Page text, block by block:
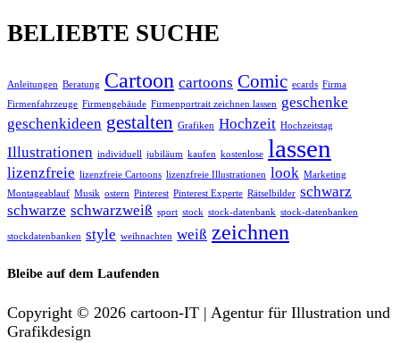
BELIEBTE SUCHE
Anleitungen Beratung Cartoon cartoons Comic ecards Firma
Firmenfahrzeuge Firmengebäude Firmenportrait zeichnen lassen
geschenke
geschenkideen gestalten Grafiken Hochzeit Hochzeitstag
Illustrationen individuell jubiläum kaufen kostenlose lassen
lizenzfreie lizenzfreie Cartoons lizenzfreie Illustrationen look Marketing
Montageablauf Musik ostern Pinterest Pinterest Experte Rätselbilder schwarz
schwarze schwarzweiß sport stock stock-datenbank stock-datenbanken
stockdatenbanken style weihnachten weiß zeichnen
Bleibe auf dem Laufenden
Copyright © 2026 cartoon-IT | Agentur für Illustration und
Grafikdesign